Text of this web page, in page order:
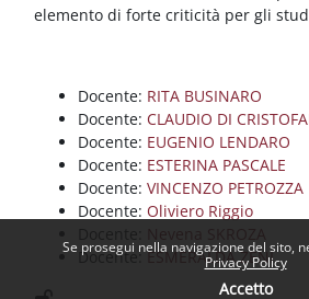
Se prosegui nella navigazione del sito,
Privacy Policy
Accetto
elemento di forte criticità per gli
Docente: RITA BUSINARO
Docente: CLAUDIO DI
Docente: EUGENIO LENDARO
Docente: ESTERINA PASCALE
Docente: VINCENZO PETROZZA
Docente: Oliviero Riggio
Docente:ESMERALDA ZENI